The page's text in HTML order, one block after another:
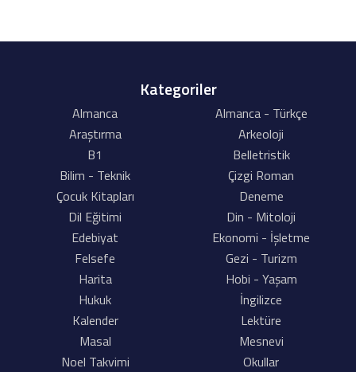
Kategoriler
Almanca
Almanca - Türkçe
Araştırma
Arkeoloji
B1
Belletristik
Bilim - Teknik
Çizgi Roman
Çocuk Kitapları
Deneme
Dil Eğitimi
Din - Mitoloji
Edebiyat
Ekonomi - İşletme
Felsefe
Gezi - Turizm
Harita
Hobi - Yaşam
Hukuk
İngilizce
Kalender
Lektüre
Masal
Mesnevi
Noel Takvimi
Okullar